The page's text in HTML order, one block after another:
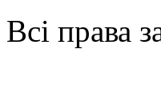
Всі права